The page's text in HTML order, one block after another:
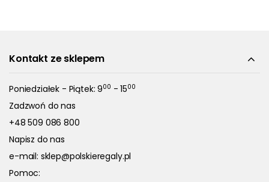
Kontakt ze sklepem
Poniedziałek - Piątek: 900 - 1500
Zadzwoń do nas
+48 509 086 800
Napisz do nas
e-mail: sklep@polskieregaly.pl
Pomoc: